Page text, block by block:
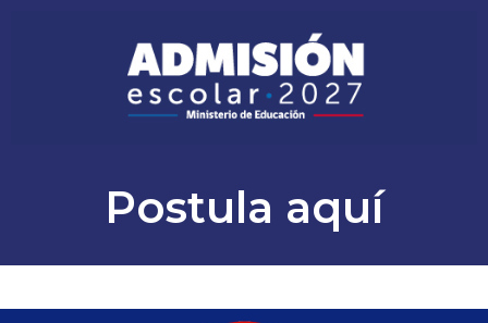
Postula aquí